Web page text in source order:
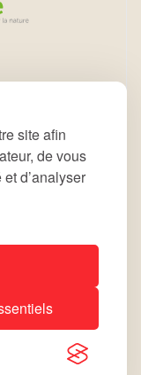
site afin
de vous
d’analyser